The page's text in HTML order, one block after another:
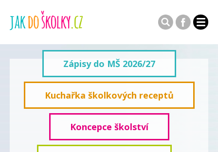
Zápisy do MŠ 2026/27
Kuchařka školkových receptů
Koncepce školství